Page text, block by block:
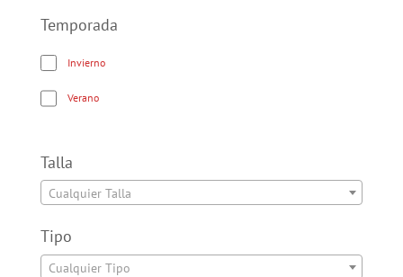
Temporada
Invierno
Verano
Talla
Cualquier Talla
Tipo
Cualquier Tipo